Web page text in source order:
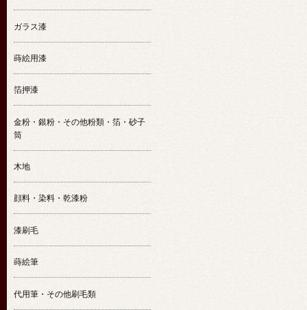
ガラス漆
蒔絵用漆
箔押漆
金粉・銀粉・その他粉類・箔・砂子
筒
木地
顔料・染料・乾漆粉
漆刷毛
蒔絵筆
代用筆・その他刷毛類